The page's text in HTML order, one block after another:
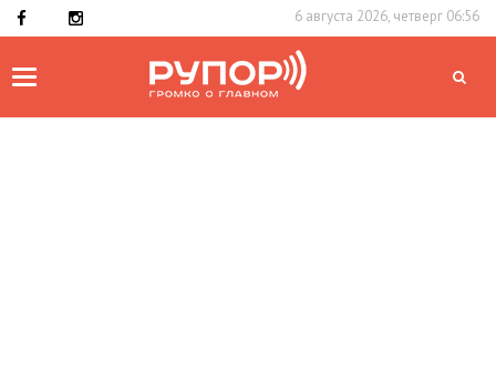
6 августа 2026, четверг 06:56
Toggle